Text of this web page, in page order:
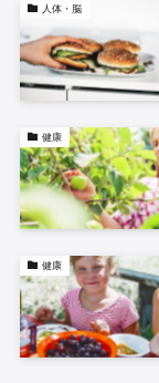
人体・脳
健康
健康